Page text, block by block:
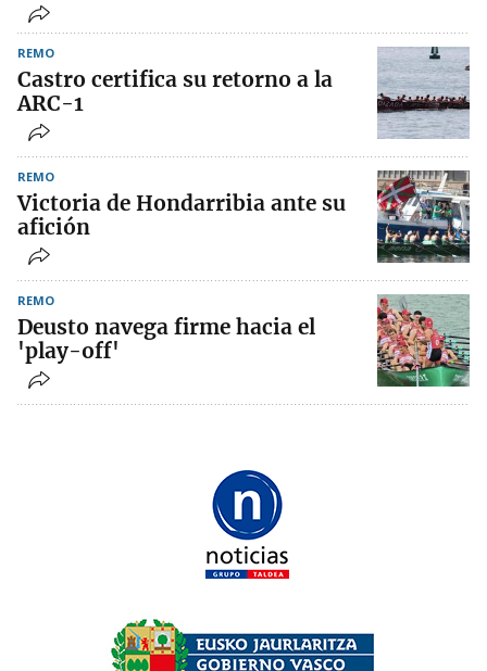
REMO
Castro certifica su retorno a la
ARC-1
REMO
Victoria de Hondarribia ante su
afición
REMO
Deusto navega firme hacia el
'play-off'